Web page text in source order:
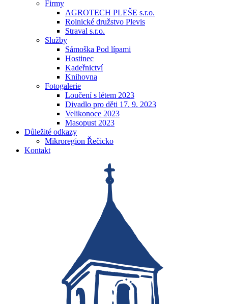
Firmy
AGROTECH PLEŠE s.r.o.
Rolnické družstvo Plevis
Straval s.r.o.
Služby
Sámoška Pod lípami
Hostinec
Kadeřnictví
Knihovna
Fotogalerie
Loučení s létem 2023
Divadlo pro děti 17. 9. 2023
Velikonoce 2023
Masopust 2023
Důležité odkazy
Mikroregion Řečicko
Kontakt